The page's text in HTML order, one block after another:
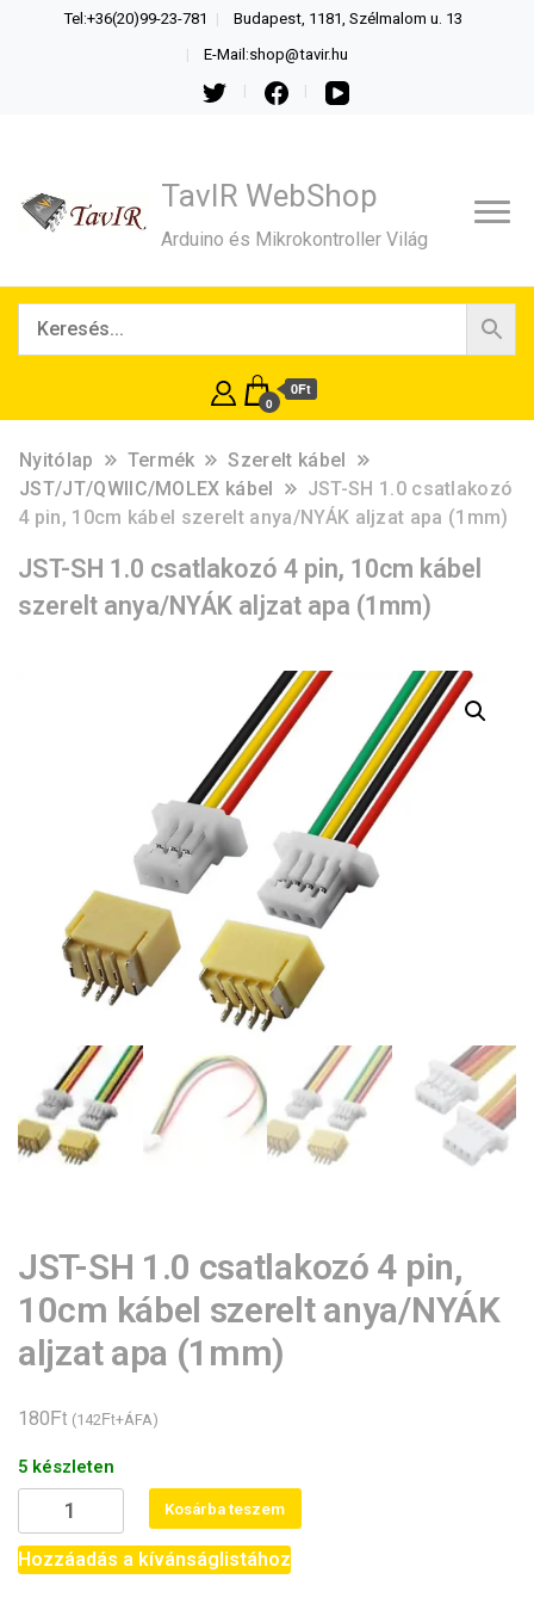
Tel:+36(20)99-23-781 Budapest, 1181, Szélmalom u. 13
E-Mail:shop@tavir.hu
TavIR WebShop
Arduino és Mikrokontroller Világ
0
0Ft
Nyitólap Termék
Szerelt kábel
JST/JT/QWIIC/MOLEX kábel
JST-SH 1.0 csatlakozó
4 pin, 10cm kábel szerelt anya/NYÁK aljzat apa (1mm)
JST-SH 1.0 csatlakozó 4 pin, 10cm kábel
szerelt anya/NYÁK aljzat apa (1mm)
JST-SH 1.0 csatlakozó 4 pin,
10cm kábel szerelt anya/NYÁK
aljzat apa (1mm)
180Ft (142Ft+ÁFA)
5 készleten
SH
1.0
Kosárba teszem
Hozzáadás a kívánságlistához